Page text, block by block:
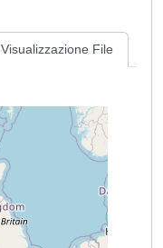
Visualizzazione File